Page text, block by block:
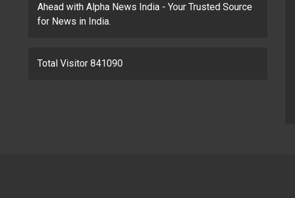
Ahead with Alpha News India - Your Trusted Source
for News in India.
Total Visitor 841090